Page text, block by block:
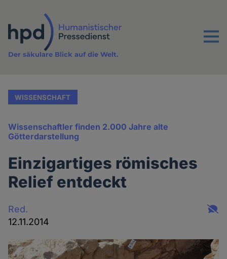
Inhalt
Menu
Der säkulare Blick auf die Welt.
WISSENSCHAFT
Wissenschaftler finden 2.000 Jahre alte
Götterdarstellung
Einzigartiges römisches
Relief entdeckt
Red.
12.11.2014